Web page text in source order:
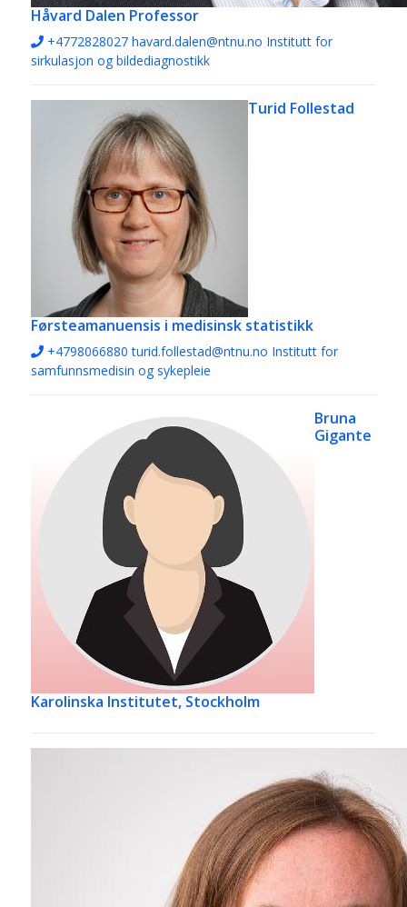
Håvard Dalen Professor
+4772828027 havard.dalen@ntnu.no Institutt for
sirkulasjon og bildediagnostikk
Turid Follestad
Førsteamanuensis i medisinsk statistikk
+4798066880 turid.follestad@ntnu.no Institutt for
samfunnsmedisin og sykepleie
Bruna
Gigante
Karolinska Institutet, Stockholm